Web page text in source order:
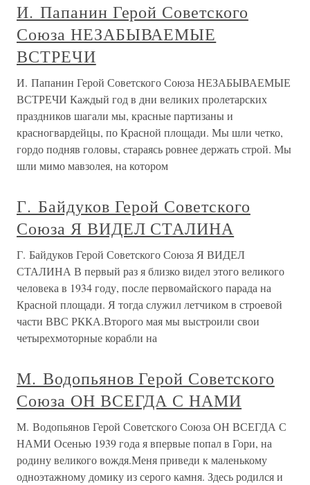
И. Папанин Герой Советского
Союза НЕЗАБЫВАЕМЫЕ
ВСТРЕЧИ
И. Папанин Герой Советского Союза НЕЗАБЫВАЕМЫЕ
ВСТРЕЧИ Каждый год в дни великих пролетарских
праздников шагали мы, красные партизаны и
красногвардейцы, по Красной площади. Мы шли четко,
гордо подняв головы, стараясь ровнее держать строй. Мы
шли мимо мавзолея, на котором
Г. Байдуков Герой Советского
Союза Я ВИДЕЛ СТАЛИНА
Г. Байдуков Герой Советского Союза Я ВИДЕЛ
СТАЛИНА В первый раз я близко видел этого великого
человека в 1934 году, после первомайского парада на
Красной площади. Я тогда служил летчиком в строевой
части ВВС РККА.Второго мая мы выстроили свои
четырехмоторные корабли на
М. Водопьянов Герой Советского
Союза ОН ВСЕГДА С НАМИ
М. Водопьянов Герой Советского Союза ОН ВСЕГДА С
НАМИ Осенью 1939 года я впервые попал в Гори, на
родину великого вождя.Меня приведи к маленькому
одноэтажному домику из серого камня. Здесь родился и